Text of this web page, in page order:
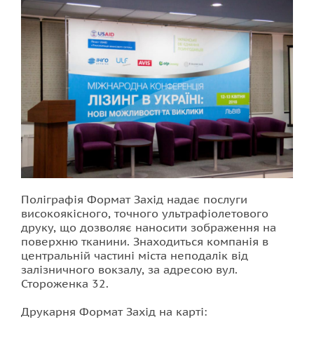
Поліграфія Формат Захід надає послуги
високоякісного, точного ультрафіолетового
друку, що дозволяє наносити зображення на
поверхню тканини. Знаходиться компанія в
центральній частині міста неподалік від
залізничного вокзалу, за адресою вул.
Стороженка 32.
Друкарня Формат Захід на карті: